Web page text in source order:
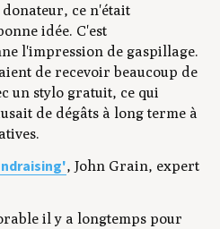
ce n'était
idée. C'est
l'impression de gaspillage.
de recevoir beaucoup de
un stylo gratuit, ce qui
de dégâts à long terme à
, John Grain, expert
il y a longtemps pour